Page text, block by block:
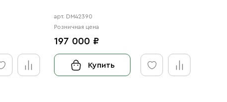
арт. DM42390
Розничная цена
197 000 ₽
Купить